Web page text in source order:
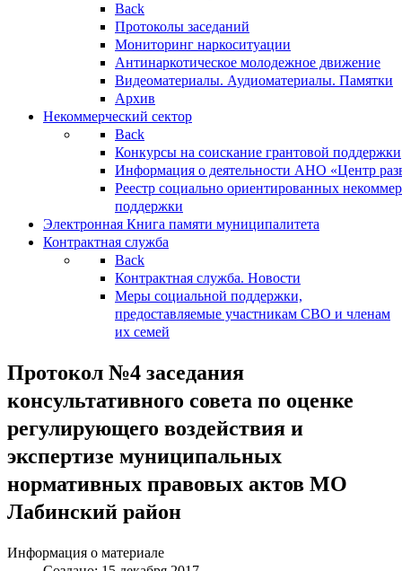
Back
Протоколы заседаний
Мониторинг наркоситуации
Антинаркотическое молодежное движение
Видеоматериалы. Аудиоматериалы. Памятки
Архив
Некоммерческий сектор
Back
Конкурсы на соискание грантовой поддержки
Информация о деятельности АНО «Центр
Реестр социально ориентированных
поддержки
Электронная Книга памяти муниципалитета
Контрактная служба
Back
Контрактная служба. Новости
Меры социальной поддержки,
предоставляемые участникам СВО и членам
их семей
Протокол №4 заседания
консультативного совета по оценке
регулирующего воздействия и
экспертизе муниципальных
нормативных правовых актов МО
Лабинский район
Информация о материале